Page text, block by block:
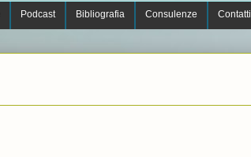
Podcast Bibliografia Consulenze Contatti